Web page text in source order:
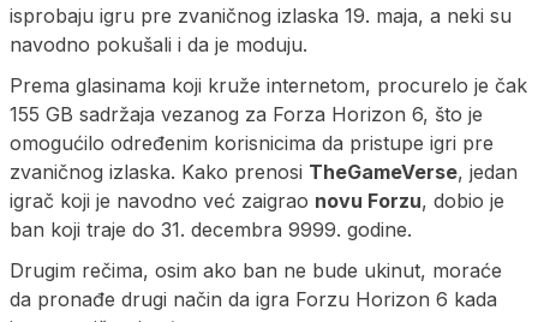
isprobaju igru pre zvaničnog izlaska 19. maja, a neki su
navodno pokušali i da je moduju.
Prema glasinama koji kruže internetom, procurelo je čak
155 GB sadržaja vezanog za Forza Horizon 6, što je
omogućilo određenim korisnicima da pristupe igri pre
zvaničnog izlaska. Kako prenosi TheGameVerse, jedan
igrač koji je navodno već zaigrao novu Forzu, dobio je
ban koji traje do 31. decembra 9999. godine.
Drugim rečima, osim ako ban ne bude ukinut, moraće
da pronađe drugi način da igra Forzu Horizon 6 kada